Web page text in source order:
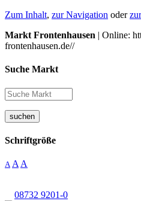
Zum Inhalt, zur Navigation oder
Markt Frontenhausen | Online:
frontenhausen.de//
Suche Markt
suchen
Schriftgröße
A A A
08732 9201-0